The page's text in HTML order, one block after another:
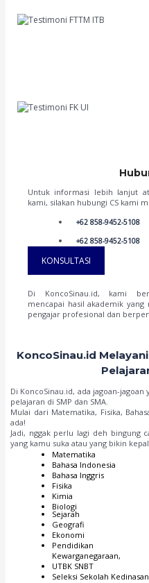
Untuk informasi lebih lanjut
kami, silakan hubungi CS kami
+62 858-9452-5108
+62 858-9452-5108
KONSULTASI
Di KoncoSinau.id, kami
mencapai hasil akademik
pengajar profesional dan
KoncoSinau.id
Di KoncoSinau.id, ada jagoan-
pelajaran di SMP dan SMA.
Mulai dari Matematika, Fisika,
ada!
Jadi, nggak perlu lagi deh bingung
yang kamu suka atau yang bikin
Matematika
Bahasa Indonesia
Bahasa Inggris
Fisika
Kimia
Biologi
Sejarah
Geografi
Ekonomi
Pendidikan
Kewarganegaraan,
UTBK SNBT
Seleksi Sekolah Kedinasan